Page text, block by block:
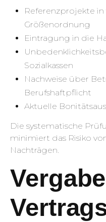
Referenzprojekte
Größenordnung
Eintragung in die
Sozialkassen
Nachweise über
Berufshaftpflicht
Aktuelle
Die systematische
minimiert das Risiko
Nachträgen.